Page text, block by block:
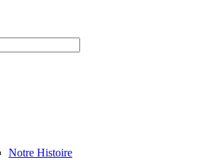
Notre Histoire